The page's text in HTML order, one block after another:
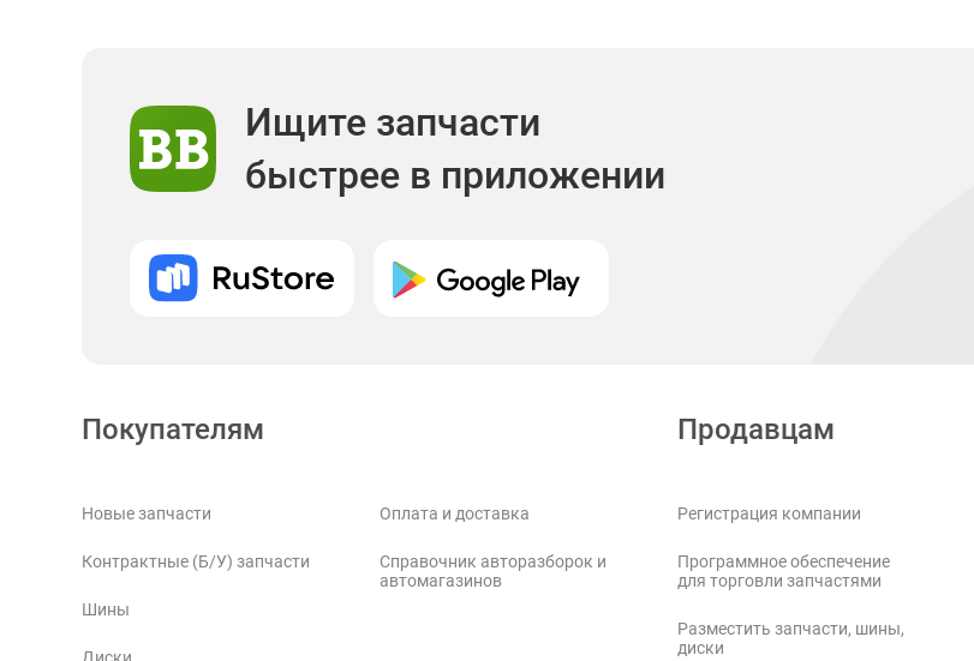
Ищите запчасти
быстрее в приложении
Покупателям
Новые запчасти
Контрактные (Б/У) запчасти
Шины
Оплата и доставка
Справочник авторазборок и
автомагазинов
Продавцам
Регистрация компании
Программное обеспечение
для торговли запчастями
Разместить запчасти, шины,
диски